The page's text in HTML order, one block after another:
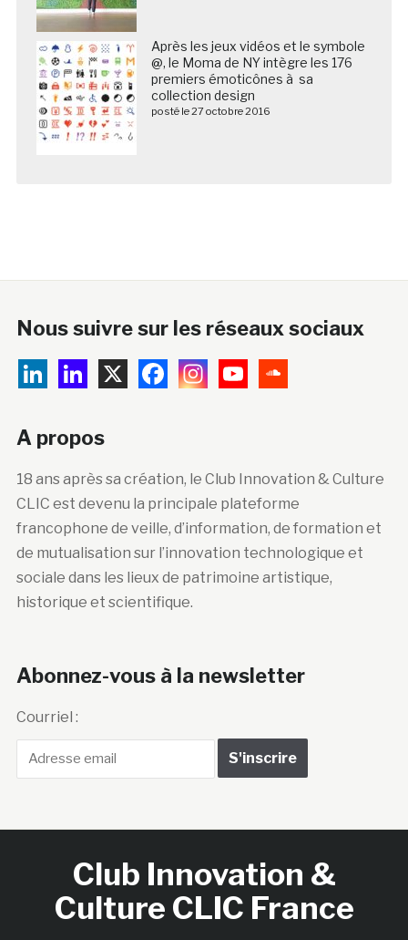
Après les jeux vidéos et le symbole
@, le Moma de NY intègre les 176
premiers émoticônes à sa
collection design
posté le 27 octobre 2016
Nous suivre sur les réseaux sociaux
A propos
18 ans après sa création, le Club Innovation & Culture
CLIC est devenu la principale plateforme
francophone de veille, d’information, de formation et
de mutualisation sur l’innovation technologique et
sociale dans les lieux de patrimoine artistique,
historique et scientifique.
Abonnez-vous à la newsletter
Courriel :
Club Innovation &
Culture CLIC France